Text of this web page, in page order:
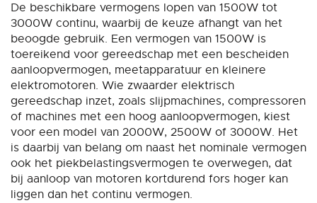
De beschikbare vermogens lopen van 1500W tot
3000W continu, waarbij de keuze afhangt van het
beoogde gebruik. Een vermogen van 1500W is
toereikend voor gereedschap met een bescheiden
aanloopvermogen, meetapparatuur en kleinere
elektromotoren. Wie zwaarder elektrisch
gereedschap inzet, zoals slijpmachines, compressoren
of machines met een hoog aanloopvermogen, kiest
voor een model van 2000W, 2500W of 3000W. Het
is daarbij van belang om naast het nominale vermogen
ook het piekbelastingsvermogen te overwegen, dat
bij aanloop van motoren kortdurend fors hoger kan
liggen dan het continu vermogen.